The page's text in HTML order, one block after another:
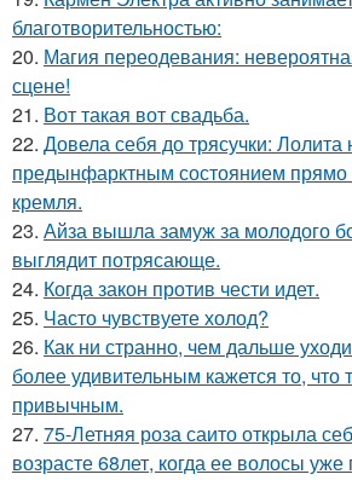
благотворительностью:
20. Магия переодевания:
сцене!
21. Вот такая вот свадьба.
22. Довела себя до трясучки: Лолита
предынфарктным состоянием прямо
кремля.
23. Айза вышла замуж за молодого
выглядит потрясающе.
24. Когда закон против чести идет.
25. Часто чувствуете холод?
26. Как ни странно, чем дальше
более удивительным кажется то, что
привычным.
27. 75-Летняя роза саито открыла
возрасте 68лет, когда ее волосы